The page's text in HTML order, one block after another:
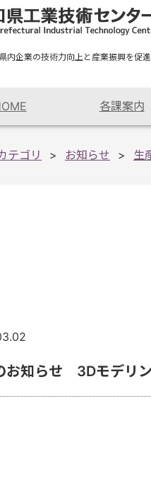
内企業の技術力向上と産業振興を促
各課案内
テゴリ お知らせ 生
お知らせ 3Dモデリ